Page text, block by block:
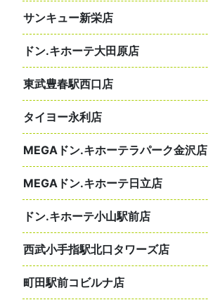
サンキュー新栄店
ドン.キホーテ大田原店
東武豊春駅西口店
タイヨー永利店
MEGAドン.キホーテラパーク金沢店
MEGAドン.キホーテ日立店
ドン.キホーテ小山駅前店
西武小手指駅北口タワーズ店
町田駅前コビルナ店